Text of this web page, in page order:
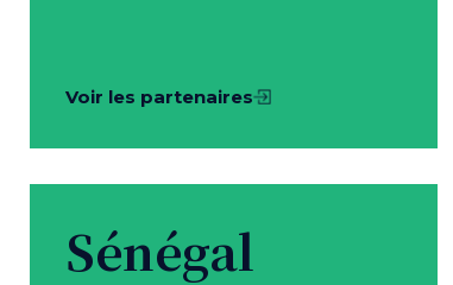
Voir les partenaires
Sénégal